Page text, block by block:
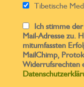
Tibetische
Ich stimme
Mail-Adresse zu.
mitumfassten
MailChimp,
Widerrufsrechten